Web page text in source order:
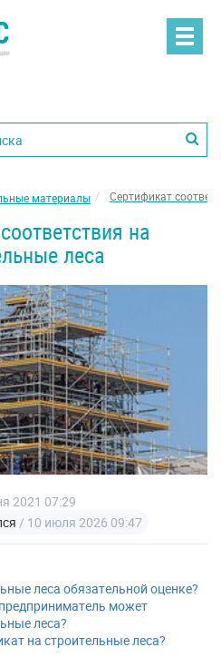
материалы Сертификат
на
леса
2021 07:29
/ 10 июля 2026 09:47
леса обязательной оценке?
может
леса?
на строительные леса?